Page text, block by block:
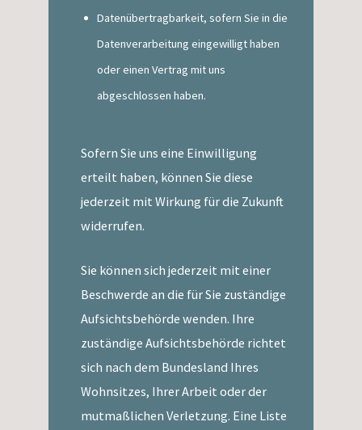
Datenübertragbarkeit, sofern Sie in die
Datenverarbeitung eingewilligt haben
oder einen Vertrag mit uns
abgeschlossen haben.
Sofern Sie uns eine Einwilligung
erteilt haben, können Sie diese
jederzeit mit Wirkung für die Zukunft
widerrufen.
Sie können sich jederzeit mit einer
Beschwerde an die für Sie zuständige
Aufsichtsbehörde wenden. Ihre
zuständige Aufsichtsbehörde richtet
sich nach dem Bundesland Ihres
Wohnsitzes, Ihrer Arbeit oder der
mutmaßlichen Verletzung. Eine Liste